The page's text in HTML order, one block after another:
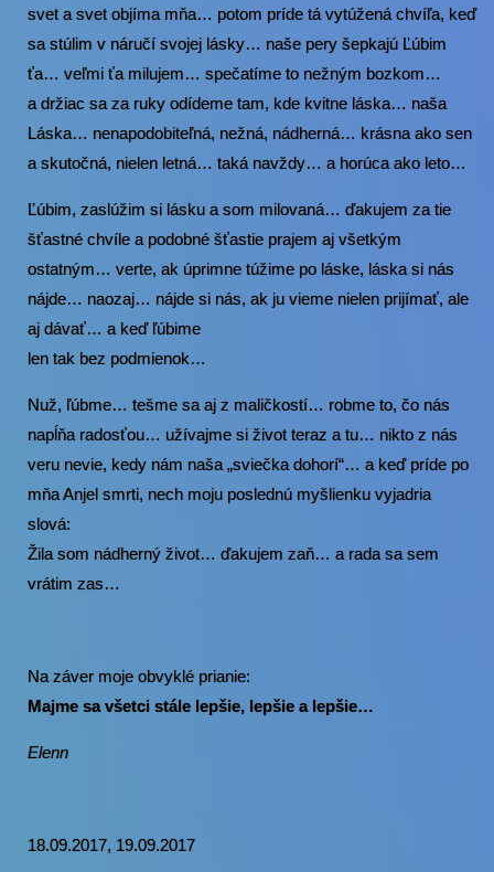
svet a svet objíma mňa… potom príde tá vytúžená chvíľa, keď
sa stúlim v náručí svojej lásky… naše pery šepkajú Ľúbim
ťa… veľmi ťa milujem… spečatíme to nežným bozkom…
a držiac sa za ruky odídeme tam, kde kvitne láska… naša
Láska… nenapodobiteľná, nežná, nádherná… krásna ako sen
a skutočná, nielen letná… taká navždy… a horúca ako leto…
Ľúbim, zaslúžim si lásku a som milovaná… ďakujem za tie
šťastné chvíle a podobné šťastie prajem aj všetkým
ostatným… verte, ak úprimne túžime po láske, láska si nás
nájde… naozaj… nájde si nás, ak ju vieme nielen prijímať, ale
aj dávať… a keď ľúbime
len tak bez podmienok…
Nuž, ľúbme… tešme sa aj z maličkostí… robme to, čo nás
napĺňa radosťou… užívajme si život teraz a tu… nikto z nás
veru nevie, kedy nám naša „sviečka dohorí“… a keď príde po
mňa Anjel smrti, nech moju poslednú myšlienku vyjadria
slová:
Žila som nádherný život… ďakujem zaň… a rada sa sem
vrátim zas…
Na záver moje obvyklé prianie:
Majme sa všetci stále lepšie, lepšie a lepšie…
Elenn
18.09.2017, 19.09.2017